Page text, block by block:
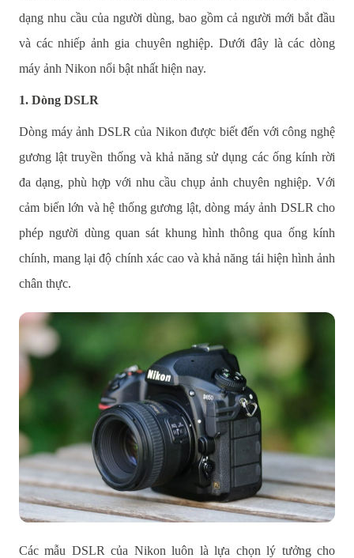
dạng nhu cầu của người dùng, bao gồm cả người mới bắt đầu
và các nhiếp ảnh gia chuyên nghiệp. Dưới đây là các dòng
máy ảnh Nikon nổi bật nhất hiện nay.
1. Dòng DSLR
Dòng máy ảnh DSLR của Nikon được biết đến với công nghệ
gương lật truyền thống và khả năng sử dụng các ống kính rời
đa dạng, phù hợp với nhu cầu chụp ảnh chuyên nghiệp. Với
cảm biến lớn và hệ thống gương lật, dòng máy ảnh DSLR cho
phép người dùng quan sát khung hình thông qua ống kính
chính, mang lại độ chính xác cao và khả năng tái hiện hình ảnh
chân thực.
Các mẫu DSLR của Nikon luôn là lựa chọn lý tưởng cho